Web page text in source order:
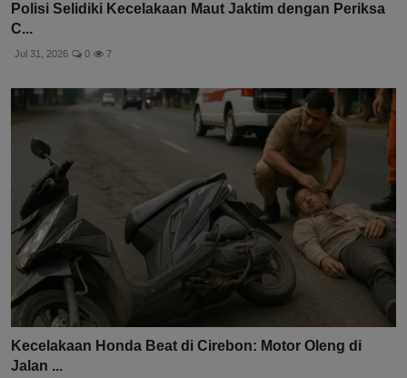
Polisi Selidiki Kecelakaan Maut Jaktim dengan Periksa
C...
Jul 31, 2026 0 7
Kecelakaan Honda Beat di Cirebon: Motor Oleng di
Jalan ...